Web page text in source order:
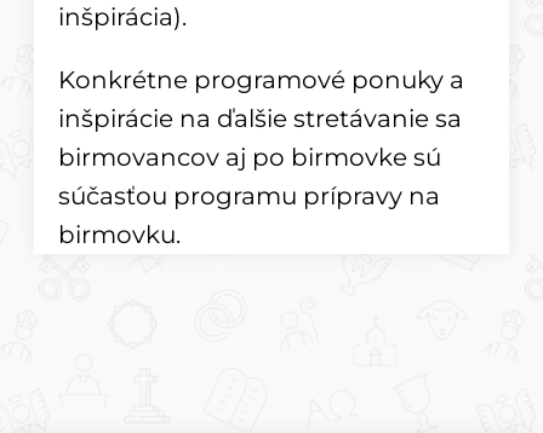
inšpirácia).
Konkrétne programové ponuky a
inšpirácie na ďalšie stretávanie sa
birmovancov aj po birmovke sú
súčasťou programu prípravy na
birmovku.